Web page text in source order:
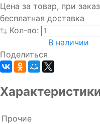
Цена за товар, при
бесплатная доставка
Кол-во:
В наличии
Поделиться
Прочие